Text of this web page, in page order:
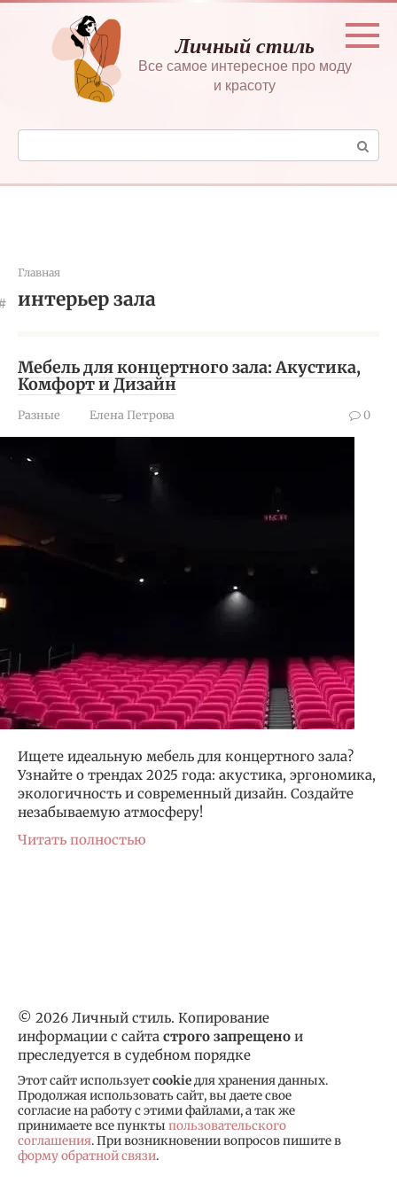
Перейти
контенту
Личный стиль
Все самое интересное про моду
и красоту
Поиск:
Главная
интерьер зала
Мебель для концертного зала: Акустика,
Комфорт и Дизайн
Разные Елена Петрова 0
Ищете идеальную мебель для концертного зала?
Узнайте о трендах 2025 года: акустика, эргономика,
экологичность и современный дизайн. Создайте
незабываемую атмосферу!
Читать полностью
© 2026 Личный стиль. Копирование
информации с сайта строго запрещено и
преследуется в судебном порядке
Этот сайт используетcookieдля хранения данных.
Продолжая использовать сайт, вы даете свое
согласие на работу с этими файлами, а так же
принимаете все пункты пользовательского
соглашения. При возникновении вопросов пишите в
форму обратной связи.